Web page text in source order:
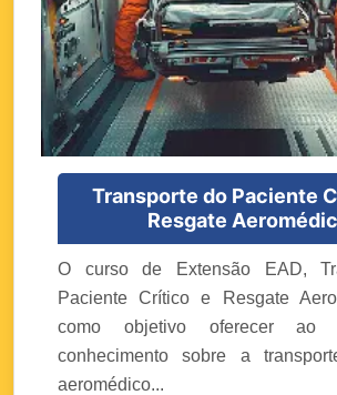
Transporte do Paciente
Resgate
O curso de Extensão EAD,
Paciente Crítico e Resgate
como objetivo oferecer ao
conhecimento sobre a
aeromédico...